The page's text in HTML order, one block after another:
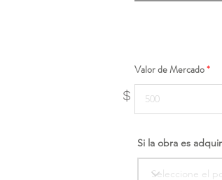
$
Valor de Mercado
Si la obra es